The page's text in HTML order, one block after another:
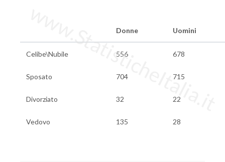
Donne Uomini
Celibe\Nubile 556 678
Sposato 704 715
Divorziato 32 22
Vedovo 135 28
www.StatisticheItalia.it